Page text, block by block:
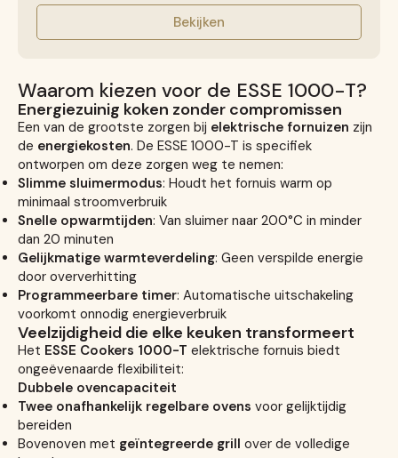
Bekijken
Waarom kiezen voor de ESSE 1000-T?
Energiezuinig koken zonder compromissen
Een van de grootste zorgen bij elektrische fornuizen zijn
de energiekosten. De ESSE 1000-T is specifiek
ontworpen om deze zorgen weg te nemen:
Slimme sluimermodus: Houdt het fornuis warm op
minimaal stroomverbruik
Snelle opwarmtijden: Van sluimer naar 200°C in minder
dan 20 minuten
Gelijkmatige warmteverdeling: Geen verspilde energie
door oververhitting
Programmeerbare timer: Automatische uitschakeling
voorkomt onnodig energieverbruik
Veelzijdigheid die elke keuken transformeert
Het ESSE Cookers 1000-T elektrische fornuis biedt
ongeëvenaarde flexibiliteit:
Dubbele ovencapaciteit
Twee onafhankelijk regelbare ovens voor gelijktijdig
bereiden
Bovenoven met geïntegreerde grill over de volledige